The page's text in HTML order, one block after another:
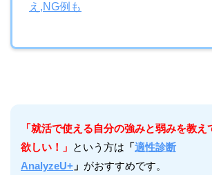
え,NG例も
「就活で使える自分の強みと弱みを教え
欲しい！」 という方は 「適性診断
AnalyzeU+ 」 がおすすめです。